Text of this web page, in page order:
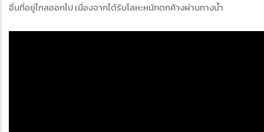
อื่นที่อยู่ไกลออกไป เนื่องจากได้รับโลหะหนักตกค้างผ่านทางน้ำ